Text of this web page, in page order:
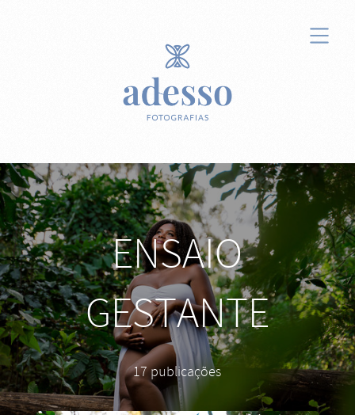
ENSAIO
GESTANTE
17 publicações